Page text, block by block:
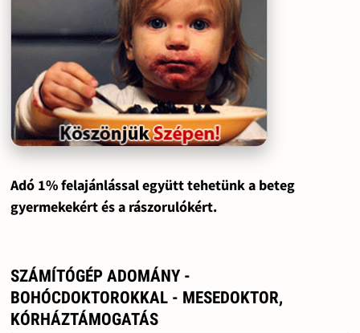
Adó 1% felajánlással együtt tehetünk a beteg
gyermekekért és a rászorulókért.
SZÁMÍTÓGÉP ADOMÁNY -
BOHÓCDOKTOROKKAL - MESEDOKTOR,
KÓRHÁZTÁMOGATÁS